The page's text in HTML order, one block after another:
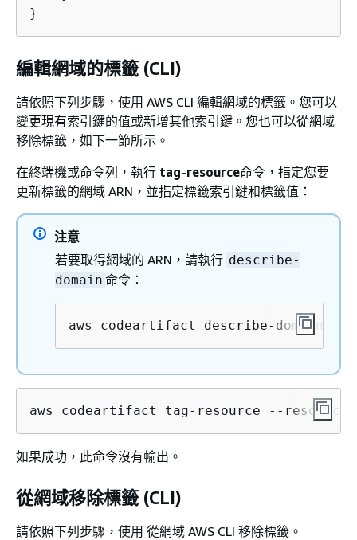
}
編輯網域的標籤 (CLI)
請依照下列步驟，使用 AWS CLI 編輯網域的標籤。您可以
變更現有索引鍵的值或新增其他索引鍵。您也可以從網域
移除標籤，如下一節所示。
在終端機或命令列，執行 tag-resource命令，指定您要
更新標籤的網域 ARN，並指定標籤索引鍵和標籤值：
注意
若要取得網域的 ARN，請執行 describe-
domain 命令：
aws codeartifact describe-domain --
aws codeartifact tag-resource --
如果成功，此命令沒有輸出。
從網域移除標籤 (CLI)
請依照下列步驟，使用 從網域 AWS CLI 移除標籤。